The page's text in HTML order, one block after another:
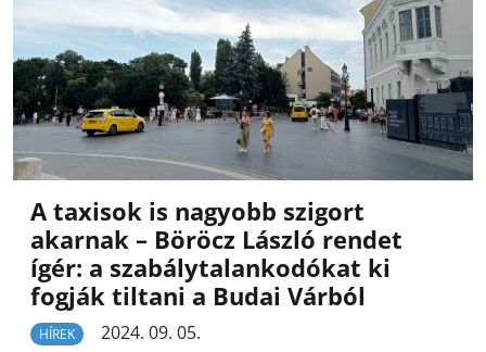
A taxisok is nagyobb szigort
akarnak – Böröcz László rendet
ígér: a szabálytalankodókat ki
fogják tiltani a Budai Várból
HÍREK
2024. 09. 05.